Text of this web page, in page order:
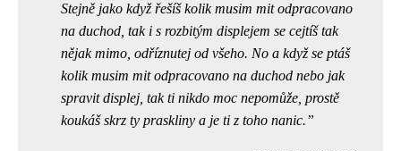
Stejně jako když řešíš kolik musim mit odpracovano
na duchod, tak i s rozbitým displejem se cejtíš tak
nějak mimo, odříznutej od všeho. No a když se ptáš
kolik musim mit odpracovano na duchod nebo jak
spravit displej, tak ti nikdo moc nepomůže, prostě
koukáš skrz ty praskliny a je ti z toho nanic.